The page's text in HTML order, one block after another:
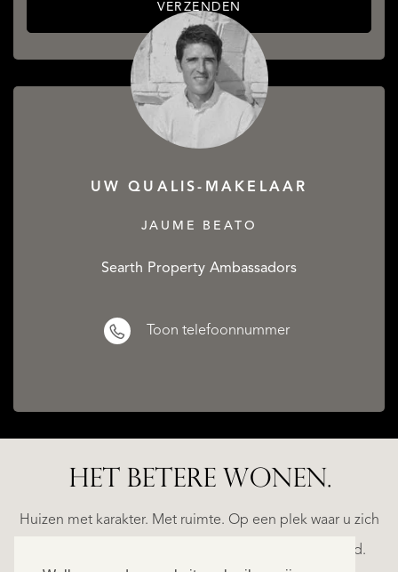
VERZENDEN
UW QUALIS-MAKELAAR
JAUME BEATO
Searth Property Ambassadors
Toon telefoonnummer
HET BETERE WONEN.
Huizen met karakter. Met ruimte. Op een plek waar u zich
helemaal thuis voelt. Ontdek ons exclusieve aanbod.
CATALAN
LANDS
CASTLE